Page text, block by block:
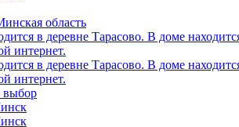
область
в деревне Тарасово. В доме
интернет.
в деревне Тарасово. В доме
интернет.
выбор